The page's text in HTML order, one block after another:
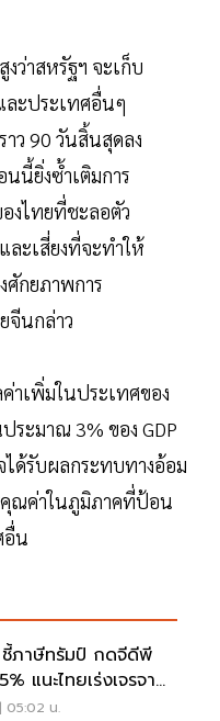
ว่าสหรัฐฯ จะเก็บ
ะประเทศอื่นๆ
ว 90 วันสิ้นสุดลง
นี้ยิ่งซ้ำเติมการ
งไทยที่ชะลอตัว
ละเสี่ยงที่จะทำให้
ศักยภาพการ
จีนกล่าว
าเพิ่มในประเทศของ
ระมาณ 3% ของ GDP
ด้รับผลกระทบทางอ้อม
คุณค่าในภูมิภาคที่ป้อน
อื่น
ชี้ภาษีทรัมป์ กดจีดีพี
แนะไทยเร่งเจรจา
05:02 น.